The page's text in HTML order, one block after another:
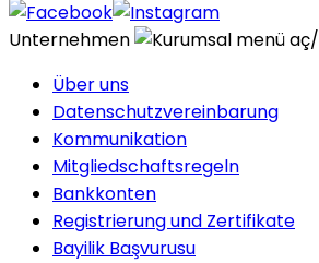
Unternehmen
Über uns
Datenschutzvereinbarung
Kommunikation
Mitgliedschaftsregeln
Bankkonten
Registrierung und Zertifikate
Bayilik Başvurusu